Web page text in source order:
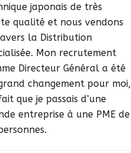
japonais de très
qualité et nous vendons
la Distribution
Mon recrutement
Directeur Général a été
changement pour moi,
que je passais d’une
entreprise à une PME de